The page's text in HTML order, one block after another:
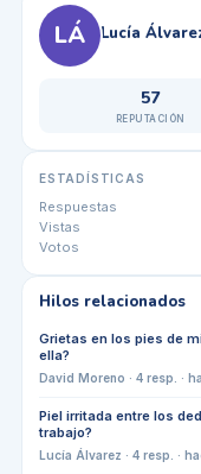
LÁ Lucía
57
REPUTACIÓN
ESTADÍSTICAS
Respuestas
Vistas
Votos
Hilos relacionados
Grietas en los pies de
ella?
David Moreno · 4resp. ·
Piel irritada entre los
trabajo?
Lucía Álvarez · 4resp. ·